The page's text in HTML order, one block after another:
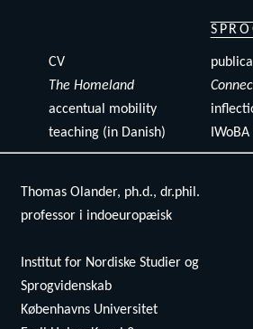
CV
The Homeland
accentual mobility
teaching (in Danish)
IWoBA
Thomas Olander, ph.d., dr.phil.
professor i indoeuropæisk
Institut for Nordiske Studier og
Sprogvidenskab
Københavns Universitet